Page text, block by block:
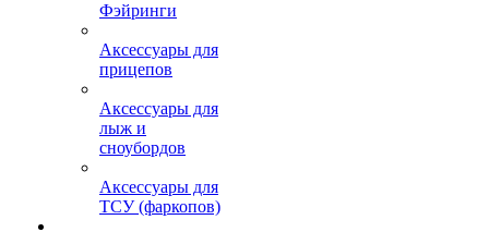
Фэйринги
Аксессуары для
прицепов
Аксессуары для
лыж и
сноубордов
Аксессуары для
ТСУ (фаркопов)